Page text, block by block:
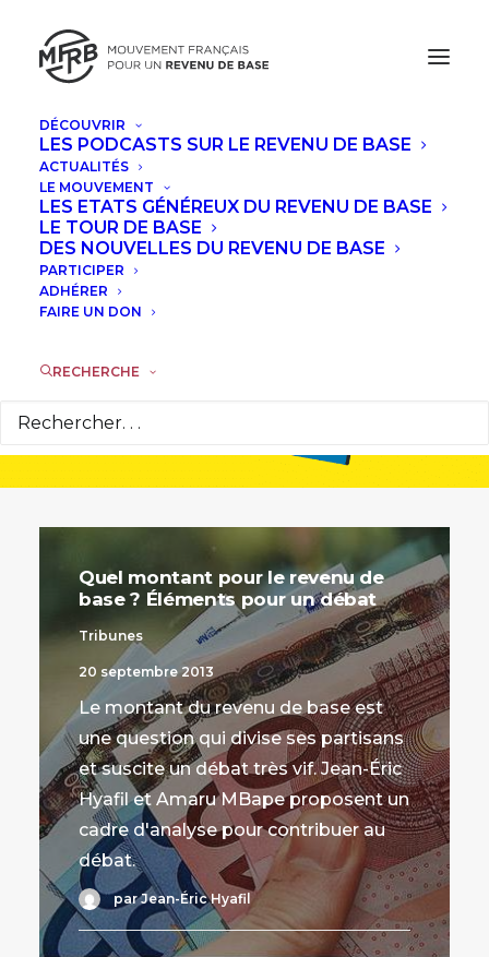
DÉCOUVRIR
LES PODCASTS SUR LE REVENU DE BASE
ACTUALITÉS
LE MOUVEMENT
LES ETATS GÉNÉREUX DU REVENU DE BASE
LE TOUR DE BASE
DES NOUVELLES DU REVENU DE BASE
PARTICIPER
ADHÉRER
FAIRE UN DON
RECHERCHE
Tous les
articles
Quel montant pour le revenu de
base ? Éléments pour un débat
Tribunes
20 septembre 2013
Le montant du revenu de base est
une question qui divise ses partisans
et suscite un débat très vif. Jean-Éric
Hyafil et Amaru MBape proposent un
cadre d'analyse pour contribuer au
débat.
par Jean-Éric Hyafil